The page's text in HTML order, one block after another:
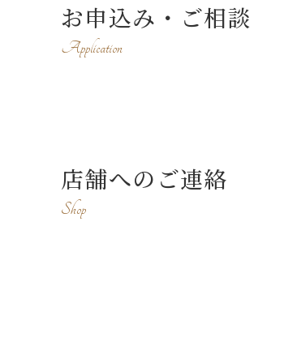
お申込み・ご相談
Application
店舗へのご連絡
Shop